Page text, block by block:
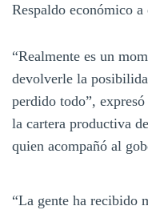
Respaldo económico a
“Realmente es un
devolverle la
perdido todo”,
la cartera productiva
quien acompañó al
“La gente ha recibido